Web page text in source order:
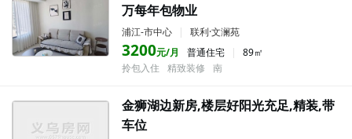
万每年包物业
浦江-市中心 | 联利·文澜苑
3200元/月 普通住宅 |
89㎡
拎包入住
精致装修 南
金狮湖边新房,楼层好阳光充足,精装,带
车位